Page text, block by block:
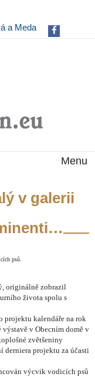
a Meda
Menu
v galerii
psů.
originálně zobrazil
života spolu s
projektu kalendáře na rok
v Obecním domě v
zvětšeniny
derniera projektu za účasti
výcvik vodicích psů